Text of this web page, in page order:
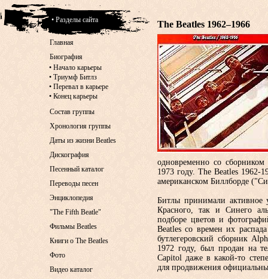
The Beatles 1962–1966
одновременно со
1973 году. The Beatles
американском Биллборде
Битлы принимали активное
Красного, так и Синего
подборе цветов и
Beatles со времен их
бутлегеровский сборник
1972 году, был продан на
Capitol даже в какой-то
для продвижения
• Разделы сайта
Главная
Биография
• Начало карьеры
• Триумф Битлз
• Перевал в карьере
• Конец карьеры
Состав группы
Хронология группы
Даты из жизни Beatles
Дискография
Песенный каталог
Переводы песен
Энциклопедия
"The Fifth Beatle"
Фильмы Beatles
Книги о The Beatles
Фото
Видео каталог